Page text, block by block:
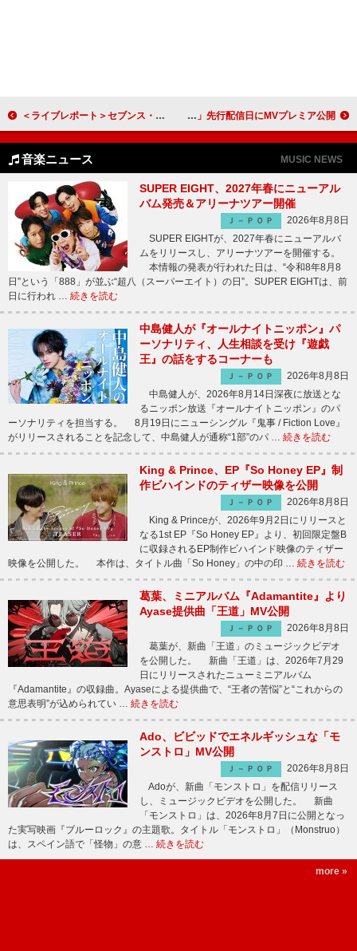
＜ライブレポート＞セブンス・ベガ「セブンスと出逢った日に「変わりたいな。自分のこと好きになりたいな」と思ってくれたら──」バンド史上最大規模ワンマン大成功 Travis Japan、新曲「陰ニモ日向ニモ」先行配信日にMVプレミア公開
音楽ニュース MUSIC NEWS
SUPER EIGHT、2027年春にニューアル
バム発売＆アリーナツアー開催
Ｊ－ＰＯＰ
2026年8月8日
SUPER EIGHTが、2027年春にニューアルバ
ムをリリースし、アリーナツアーを開催する。
本情報の発表が行われた日は、“令和8年8月8
日”という「888」が並ぶ“超八（スーパーエイト）の日”。SUPER EIGHTは、前
日に行われ … 続きを読む
中島健人が『オールナイトニッポン』パ
ーソナリティ、人生相談を受け『遊戯
王』の話をするコーナーも
Ｊ－ＰＯＰ
2026年8月8日
中島健人が、2026年8月14日深夜に放送とな
るニッポン放送『オールナイトニッポン』のパ
ーソナリティを担当する。 8月19日にニューシングル『鬼事 / Fiction Love』
がリリースされることを記念して、中島健人が通称“1部”のパ … 続きを読む
King & Prince、EP『So Honey EP』制
作ビハインドのティザー映像を公開
Ｊ－ＰＯＰ
2026年8月8日
King & Princeが、2026年9月2日にリリースと
なる1st EP『So Honey EP』より、初回限定盤B
に収録されるEP制作ビハインド映像のティザー
映像を公開した。 本作は、タイトル曲「So Honey」の中の印 … 続きを読む
葛葉、ミニアルバム『Adamantite』より
Ayase提供曲「王道」MV公開
Ｊ－ＰＯＰ
2026年8月8日
葛葉が、新曲「王道」のミュージックビデオ
を公開した。 新曲「王道」は、2026年7月29
日にリリースされたニューミニアルバム
『Adamantite』の収録曲。Ayaseによる提供曲で、“王者の苦悩”と“これからの
意思表明”が込められてい … 続きを読む
Ado、ビビッドでエネルギッシュな「モ
ンストロ」MV公開
Ｊ－ＰＯＰ
2026年8月8日
Adoが、新曲「モンストロ」を配信リリース
し、ミュージックビデオを公開した。 新曲
「モンストロ」は、2026年8月7日に公開となっ
た実写映画『ブルーロック』の主題歌。タイトル「モンストロ」（Monstruo）
は、スペイン語で「怪物」の意 … 続きを読む
more »